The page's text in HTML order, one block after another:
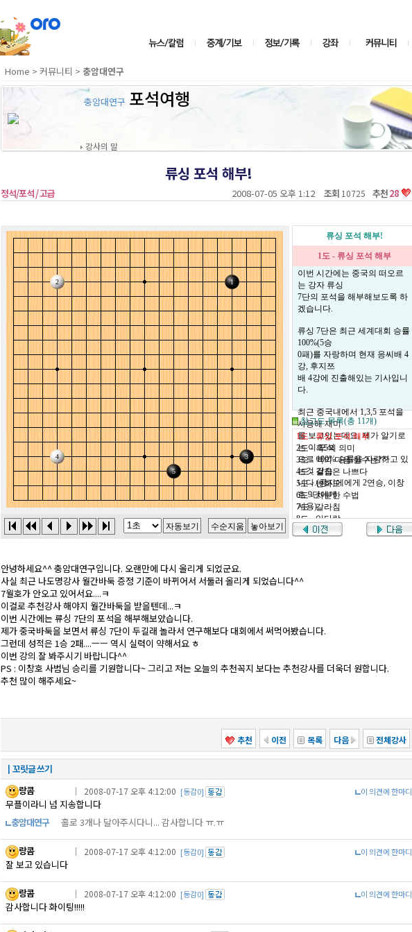
Home > 커뮤니티 > 충암대연구
충암대연구 포석여행
강사의 말
류싱 포석 해부!
정석/포석 / 고급 2008-07-05 오후 1:12 조회 10725 추천28
안녕하세요^^ 충암대연구입니다. 오랜만에 다시 올리게 되었군요.
사실 최근 나도명강사 월간바둑 증정 기준이 바뀌어서 서둘러 올리게 되었습니다^^
7월호가 안오고 있어서요....ㅋ
이걸로 추천강사 해야지 월간바둑을 받을텐데...ㅋ
이번 시간에는 류싱 7단의 포석을 해부해보았습니다.
제가 중국바둑을 보면서 류싱 7단이 두길래 놀라서 연구해보다 대회에서 써먹어봤습니다.
그런데 성적은 1승 2패....ㅡㅡ 역시 실력이 약해서요 ㅎ
이번 강의 잘 봐주시기 바랍니다^^
PS : 이창호 사범님 승리를 기원합니다~ 그리고 저는 오늘의 추천꼭지 보다는 추천강사를 더욱더 원합니다.
추천 많이 해주세요~
추천 이전 목록 다음 전체강사
┃꼬릿글 쓰기
랑콤
｜ 2008-07-17 오후 4:12:00 [동감0] 이 의견에 한마디
무플이라니 넘 지송합니다
충암대연구
홀로 3개나 달아주시다니... 감사합니다 ㅠ.ㅠ
랑콤 ｜ 2008-07-17 오후 4:12:00 [동감0] 이 의견에 한마디
잘 보고 있습니다
랑콤 ｜ 2008-07-17 오후 4:12:00 [동감0] 이 의견에 한마디
감사합니다 화이팅!!!!!